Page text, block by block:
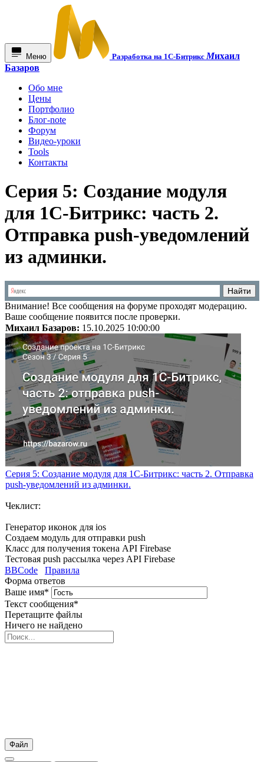
Меню Разработка на 1С-БитриксМихаил
Базаров
Обо мне
Цены
Портфолио
Блог-note
Форум
Видео-уроки
Tools
Контакты
Серия 5: Создание модуля
для 1С-Битрикс: часть 2.
Отправка push-уведомлений
из админки.
Внимание! Все сообщения на форуме проходят модерацию.
Ваше сообщение появится после проверки.
Михаил Базаров: 15.10.2025 10:00:00
Серия 5: Создание модуля для 1С-Битрикс: часть 2. Отправка
push-уведомлений из админки.
Чеклист:
Генератор иконок для ios
Создаем модуль для отправки push
Класс для получения токена API Firebase
Тестовая push рассылка через API Firebase
BBCode
Правила
Форма ответов
Ваше имя*
Текст сообщения*
Перетащите файлы
Ничего не найдено
Файл